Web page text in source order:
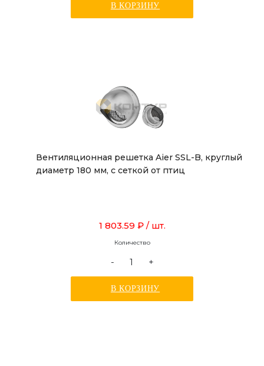
В КОРЗИНУ
Вентиляционная решетка Aier SSL-B, круглый
диаметр 180 мм, с сеткой от птиц
1 803.59 ₽ / шт.
Количество
- +
В КОРЗИНУ